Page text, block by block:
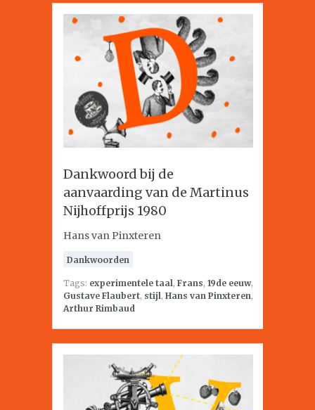
Dankwoord bij de
aanvaarding van de Martinus
Nijhoffprijs 1980
Hans van Pinxteren
Dankwoorden
Tags: experimentele taal, Frans, 19de eeuw,
Gustave Flaubert, stijl, Hans van Pinxteren,
Arthur Rimbaud